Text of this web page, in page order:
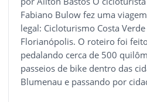
Fabiano Bulow fez uma
legal: Cicloturismo Costa
Florianópolis. O roteiro foi
pedalando cerca de 500
passeios de bike dentro das
Blumenau e passando por